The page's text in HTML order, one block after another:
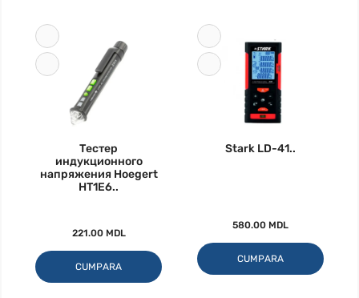
Тестер
индукционного
напряжения Hoegert
HT1E6..
221.00 MDL
CUMPARA
Stark LD-41..
580.00 MDL
CUMPARA